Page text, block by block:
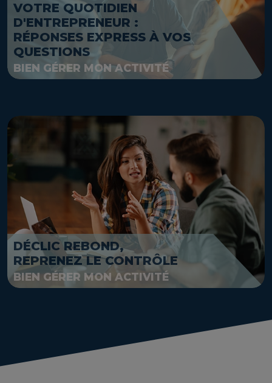
VOTRE QUOTIDIEN
D'ENTREPRENEUR :
RÉPONSES EXPRESS À VOS
QUESTIONS
BIEN GÉRER MON ACTIVITÉ
DÉCLIC REBOND,
REPRENEZ LE CONTRÔLE
BIEN GÉRER MON ACTIVITÉ